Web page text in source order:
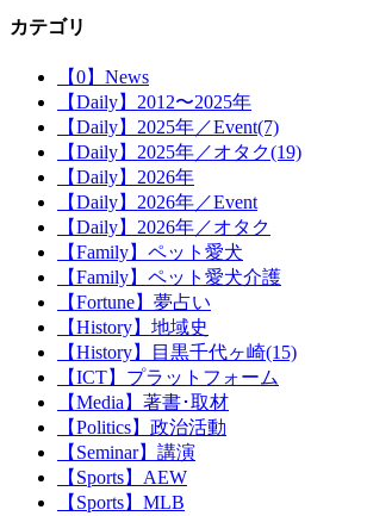
カテゴリ
【0】News
【Daily】2012〜2025年
【Daily】2025年／Event(7)
【Daily】2025年／オタク(19)
【Daily】2026年
【Daily】2026年／Event
【Daily】2026年／オタク
【Family】ペット愛犬
【Family】ペット愛犬介護
【Fortune】夢占い
【History】地域史
【History】目黒千代ヶ崎(15)
【ICT】プラットフォーム
【Media】著書･取材
【Politics】政治活動
【Seminar】講演
【Sports】AEW
【Sports】MLB